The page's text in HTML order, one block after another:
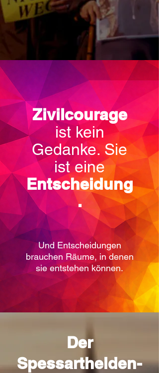
Zivilcourage
ist kein
Gedanke. Sie
ist eine
Entscheidung
.
Und Entscheidungen
brauchen Räume, in denen
sie entstehen können.
Der
Spessarthelden-